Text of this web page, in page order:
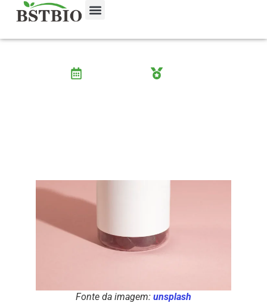
Fonte da imagem: unsplash